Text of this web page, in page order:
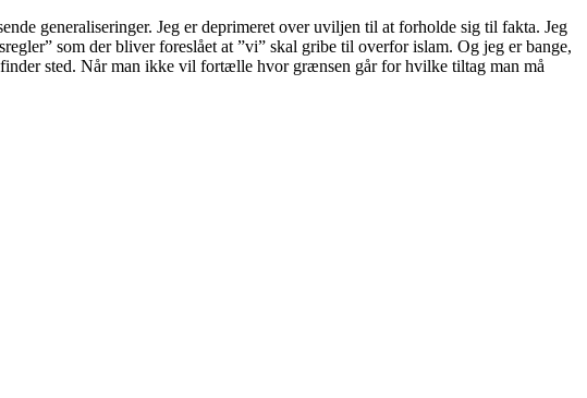
generaliseringer. Jeg er deprimeret over uviljen til at forholde sig til fakta. Jeg
som der bliver foreslået at ”vi” skal gribe til overfor islam. Og jeg er bange,
sted. Når man ikke vil fortælle hvor grænsen går for hvilke tiltag man må